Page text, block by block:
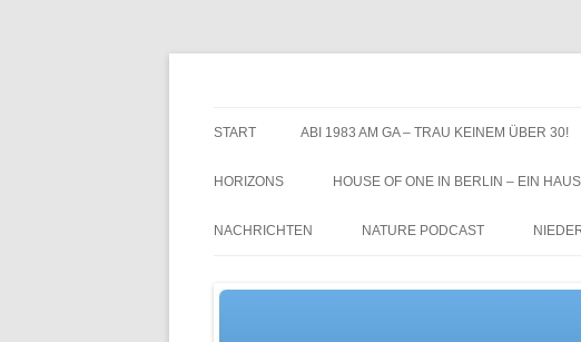
START ABI 1983 AM GA – TRAU KEINEM ÜBER 30!
HORIZONS HOUSE OF ONE IN BERLIN – EIN
NACHRICHTEN NATURE PODCAST